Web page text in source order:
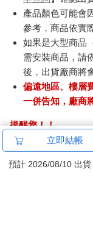
產品顏色可能會
參考，商品依實
如果是大型商品
需安裝商品，請
後，出貨廠商將
偏遠地區、樓層
一併告知，廠商
提醒您！！
金石堂及銀行均不
ATM提款機，請不
立即結帳
預計 2026/08/10 出貨